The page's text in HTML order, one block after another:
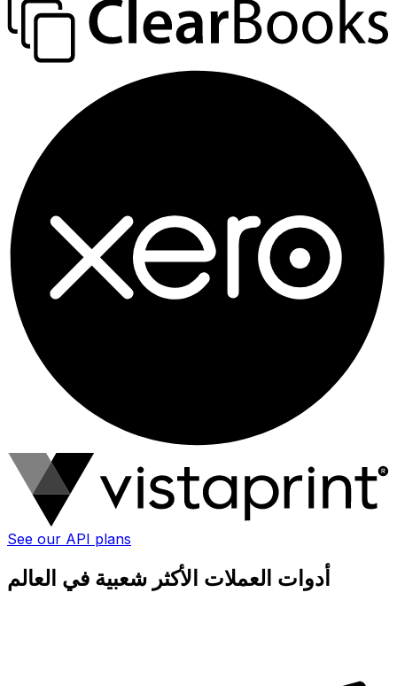
See our API plans
أدوات العملات الأكثر شعبية في العالم